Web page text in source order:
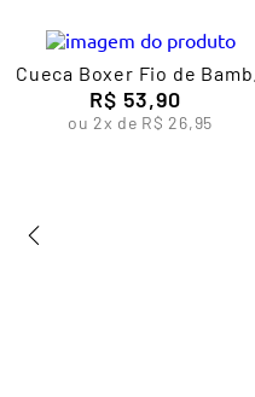
Cueca Boxer Fio de Bambu
Masculina Lupo
R$ 53,90
ou2x de R$ 26,95